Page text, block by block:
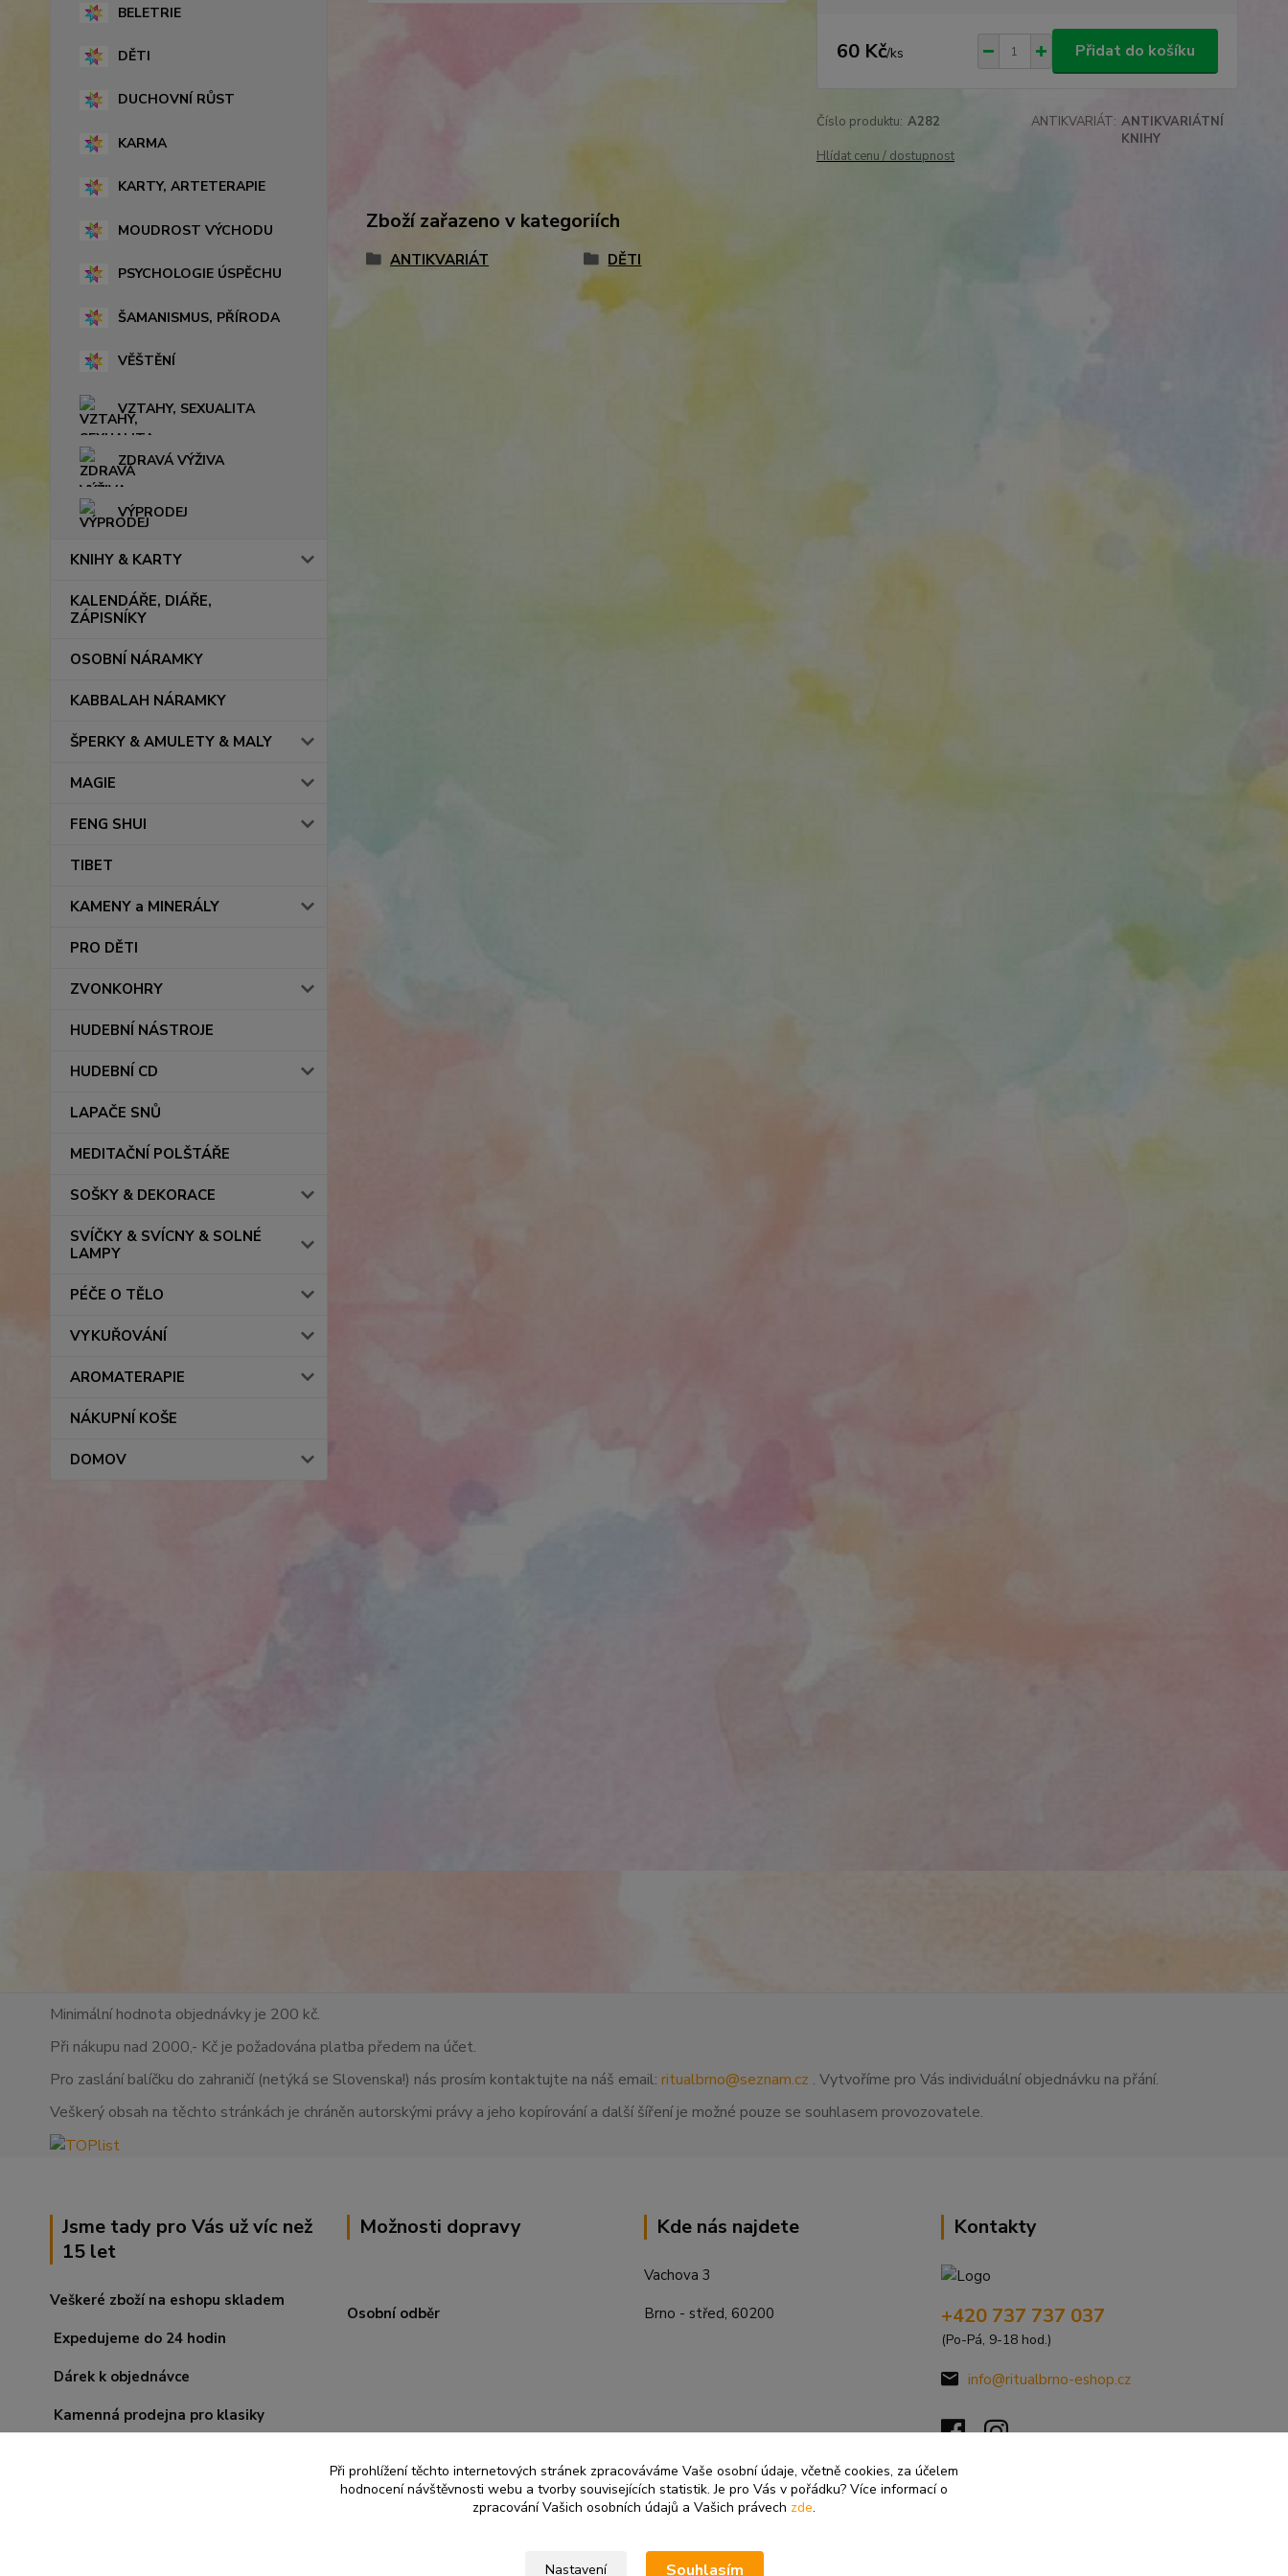
BELETRIE
DĚTI
DUCHOVNÍ RŮST
KARMA
KARTY, ARTETERAPIE
MOUDROST VÝCHODU
PSYCHOLOGIE ÚSPĚCHU
ŠAMANISMUS, PŘÍRODA
VĚŠTĚNÍ
VZTAHY, SEXUALITA
ZDRAVÁ VÝŽIVA
VÝPRODEJ
KNIHY & KARTY
KALENDÁŘE, DIÁŘE,
ZÁPISNÍKY
OSOBNÍ NÁRAMKY
KABBALAH NÁRAMKY
ŠPERKY & AMULETY & MALY
MAGIE
FENG SHUI
TIBET
KAMENY a MINERÁLY
PRO DĚTI
ZVONKOHRY
HUDEBNÍ NÁSTROJE
HUDEBNÍ CD
LAPAČE SNŮ
MEDITAČNÍ POLŠTÁŘE
SOŠKY & DEKORACE
SVÍČKY & SVÍCNY & SOLNÉ
LAMPY
PÉČE O TĚLO
VYKUŘOVÁNÍ
AROMATERAPIE
NÁKUPNÍ KOŠE
DOMOV
60 Kč/ks Přidat do košíku
Číslo produktu: A282 ANTIKVARIÁT: ANTIKVARIÁTNÍ
KNIHY
Hlídat cenu / dostupnost
Zboží zařazeno v kategoriích
ANTIKVARIÁT DĚTI
Minimální hodnota objednávky je 200 kč.
Při nákupu nad 2000,- Kč je požadována platba předem na účet.
Pro zaslání balíčku do zahraničí (netýká se Slovenska!) nás prosím kontaktujte na náš email: ritualbrno@seznam.cz . Vytvoříme pro Vás individuální objednávku na přání.
Veškerý obsah na těchto stránkách je chráněn autorskými právy a jeho kopírování a další šíření je možné pouze se souhlasem provozovatele.
Jsme tady pro Vás už víc než
15 let
Veškeré zboží na eshopu skladem
Expedujeme do 24 hodin
Dárek k objednávce
Kamenná prodejna pro klasiky
Možnosti dopravy
Osobní odběr
Kde nás najdete
Vachova 3
Brno - střed, 60200
Kontakty
+420 737 737 037
(Po-Pá, 9-18 hod.)
info@ritualbrno-eshop.cz
Při prohlížení těchto internetových stránek zpracováváme Vaše osobní údaje, včetně cookies, za účelem
hodnocení návštěvnosti webu a tvorby souvisejících statistik. Je pro Vás v pořádku? Více informací o
zpracování Vašich osobních údajů a Vašich právech zde.
Nastavení Souhlasím